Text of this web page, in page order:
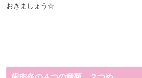
おきましょう☆